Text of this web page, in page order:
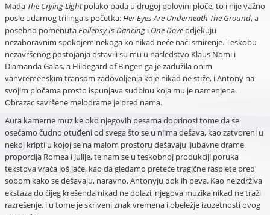
Mada The Crying Lightpolako pada u drugoj polovini ploče, to i nije važno
posle udarnog trilinga s početka:Her Eyes Are Underneath The Ground, a
posebno pomenutaEpilepsy Is Dancingi One Doveodjekuju
nezaboravnim spokojem nekoga ko nikad neće naći smirenje. Teskobu
nezavršenog postojanja ostavili su mu u nasledstvo Klaus Nomi i
Diamanda Galas, a Hildegard of Bingen ga je zadužila onim
vanvremenskim transom zadovoljenja koje nikad ne stiže, i Antony na
svojim pločama prosto ispunjava sudbinu koja mu je namenjena.
Obrazac savršene melodrame je pred nama.
Aura kamerne muzike oko njegovih pesama doprinosi tome da se
osećamo čudno otuđeni od svega što se u njima dešava, kao zatvoreni u
nekoj kripti u kojoj se na malom prostoru dešavaju ljubavne drame
proporcija Romea i Julije, te nam se u teskobnoj produkciji poruka
tekstova vraća još jače, kao da gledamo preteće tragične rasplete pred
sobom kako se dešavaju, naravno, Antonyju dok ih peva. Kao neizdrživa
ekstaza do čijeg krešenda nikad ne dolazi, njegova muzika nikad ne traži
razrešenje, i u tome je skriveni znak vremena i obeležje izuzetnosti ovog